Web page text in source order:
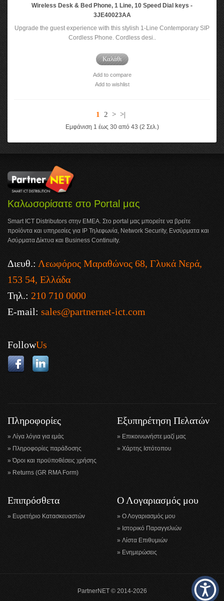
Wireless Desk & Bed Phone, 1 Line, 10 Speed Dial keys -
3JE40023AA
Upgrade the guest experience with this stylish 1-Line Contemporary SIP
Cordless Phone. Cordless desi..
Καλάθι
Add to compare
Add to wishlist
1 2 > >|
Εμφάνιση 1 έως 30 από 43 (2 Σελ.)
Καλωσορίσατε στο Portal μας
Smart ICT Distributors στην ΕΜΕΑ. Στο portal μας μπορείτε να βρείτε
προϊόντα και υπηρεσίες για IP Τηλεφωνία, Network Security, Ενσύρματα και
Ασύρματα Δίκτυα και Business Continuity.
Διευθ.: Λεωφόρος Μαραθώνος 68, Γλυκά Νερά,
153 54, Ελλάδα
Τηλ.: 210 710 0000
E-mail: sales@partnernet-ict.com
FollowUs
Πληροφορίες
Λίγα λόγια για εμάς
Πληροφορίες παράδοσης
Όροι και προϋποθέσεις χρήσης
Returns (GR RMA Form)
Εξυπηρέτηση Πελατών
Επικοινωνήστε μαζί μας
Χάρτης Ιστότοπου
Επιπρόσθετα
Ευρετήριο Κατασκευαστών
Ο Λογαριασμός μου
Ο Λογαριασμός μου
Ιστορικό Παραγγελιών
Λίστα Επιθυμιών
Ενημερώσεις
PartnerNET © 2014-2026